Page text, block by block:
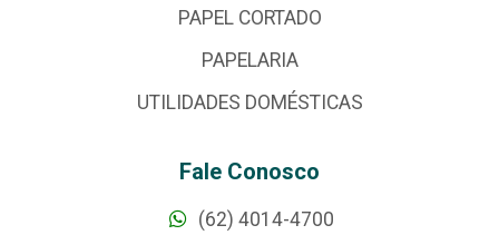
PAPEL CORTADO
PAPELARIA
UTILIDADES DOMÉSTICAS
Fale Conosco
(62) 4014-4700